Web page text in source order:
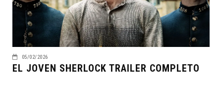
05/02/2026
EL JOVEN SHERLOCK TRAILER COMPLETO